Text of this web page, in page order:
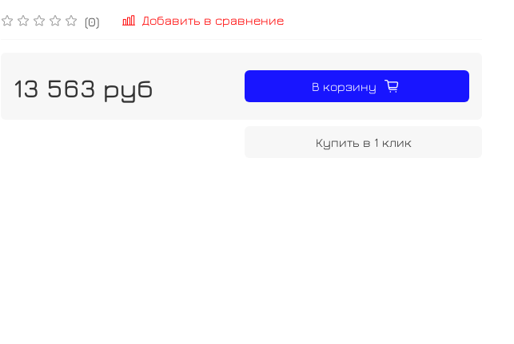
(0) Добавить в сравнение
13 563 руб В корзину
Купить в 1 клик